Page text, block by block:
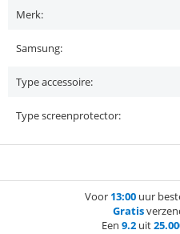
Merk:
Samsung:
Type accessoire:
Type screenprotector:
Voor 13:00uur
Gratis
Een 9.2 uit